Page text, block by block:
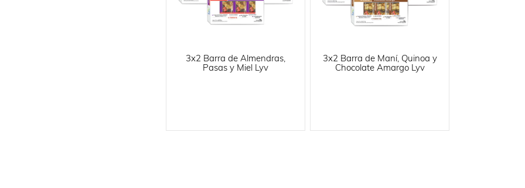
3x2 Barra de Almendras,
Pasas y Miel Lyv
3x2 Barra de Maní, Quinoa y
Chocolate Amargo Lyv